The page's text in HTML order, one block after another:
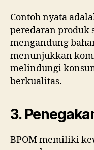
Contoh nyata
peredaran produk
mengandung
menunjukkan
melindungi
berkualitas.
3.
BPOM memiliki